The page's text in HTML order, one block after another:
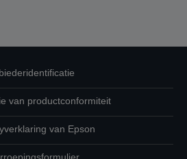
van productconformiteit
van Epson